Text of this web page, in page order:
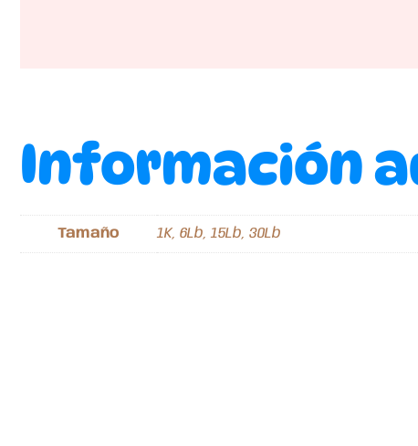
Información
Tamaño 1K, 6Lb, 15Lb, 30Lb